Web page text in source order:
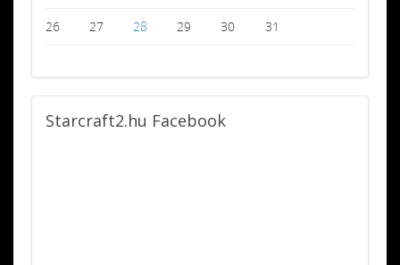
26 27 28 29 30 31
Starcraft2.hu Facebook